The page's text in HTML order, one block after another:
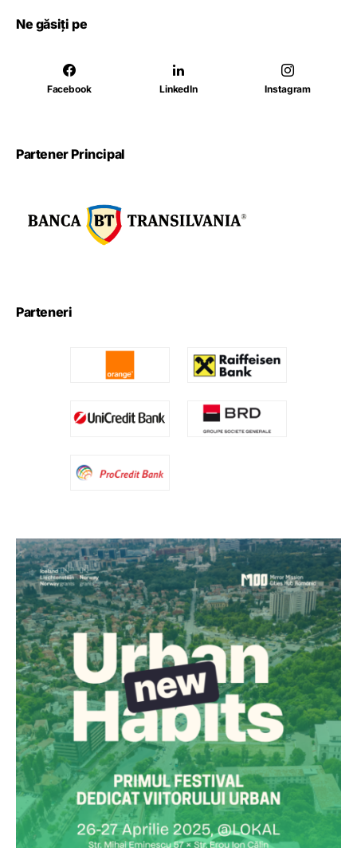
Ne găsiți pe
Facebook LinkedIn Instagram
Partener Principal
Parteneri